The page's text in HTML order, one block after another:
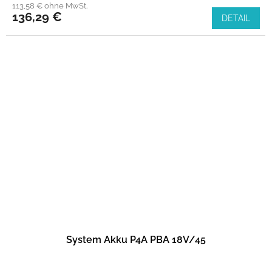
113,58 € ohne MwSt.
136,29 € DETAIL
System Akku P4A PBA 18V/45